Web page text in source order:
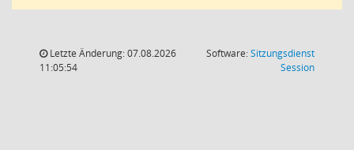
Letzte Änderung: 07.08.2026
11:05:54
Software:Sitzungsdienst
Session(Wird in